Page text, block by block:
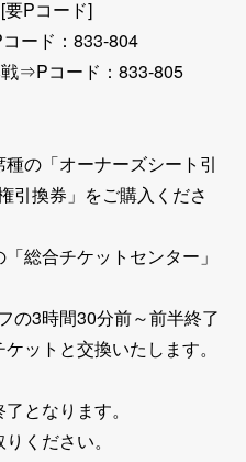
要Pコード]
ード：833-804
⇒Pコード：833-805
の「オーナーズシート引
引換券」をご購入くださ
総合チケットセンター」
の3時間30分前～前半終了
ットと交換いたします。
となります。
ください。